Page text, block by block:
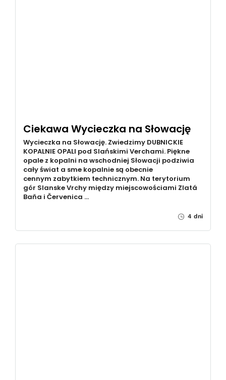
Ciekawa Wycieczka na Słowację
Wycieczka na Słowację. Zwiedzimy DUBNICKIE
KOPALNIE OPALI pod Slańskimi Verchami. Piękne
opale z kopalni na wschodniej Słowacji podziwia
cały świat a sme kopalnie są obecnie
cennym zabytkiem technicznym. Na terytorium
gór Slanske Vrchy między miejscowościami Zlatá
Baňa i Červenica …
4 dni